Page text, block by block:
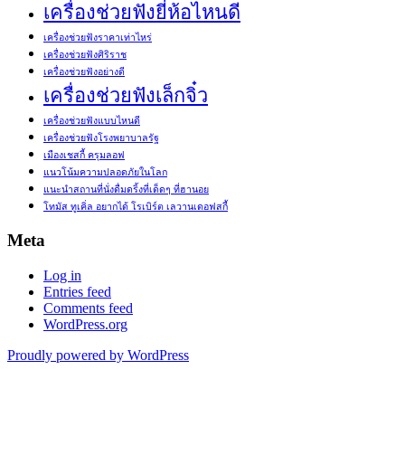
เครื่องช่วยฟังยี่ห้อไหนดี
เครื่องช่วยฟังราคาเท่าไหร่
เครื่องช่วยฟังศิริราช
เครื่องช่วยฟังอย่างดี
เครื่องช่วยฟังเล็กจิ๋ว
เครื่องช่วยฟังแบบไหนดี
เครื่องช่วยฟังโรงพยาบาลรัฐ
เมืองเชสกี้ ครุมลอฟ
แนวโน้มความปลอดภัยในโลก
แนะนำสถานที่นั่งดื่มดริ้งที่เด็ดๆ ที่ฮานอย
โทมัส ทูเคิ่ล อยากได้ โรเบิร์ต เลวานเดอฟสกี้
Meta
Log in
Entries feed
Comments feed
WordPress.org
Proudly powered by WordPress